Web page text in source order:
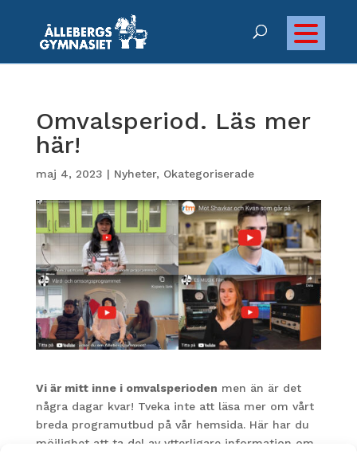
Omvalsperiod. Läs mer
här!
maj 4, 2023 | Nyheter, Okategoriserade
Vi är mitt inne i omvalsperioden men än är det
några dagar kvar! Tveka inte att läsa mer om vårt
breda programutbud på vår hemsida. Här har du
möjlighet att ta del av ytterligare information om